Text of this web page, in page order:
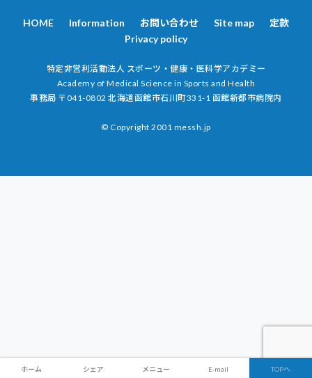
HOME Information お問い合わせ Site map
定款
Privacy policy
特定非営利活動法人 スポーツ・健康・医科学アカデミー
Academy of Medical Science in Sports and Health
事務局 〒041-0802 北海道函館市石川町331-1 ​函館新都市病院内
© Copyright 2001 messh.jp
ホーム シェア メニュー E-mail TOPへ